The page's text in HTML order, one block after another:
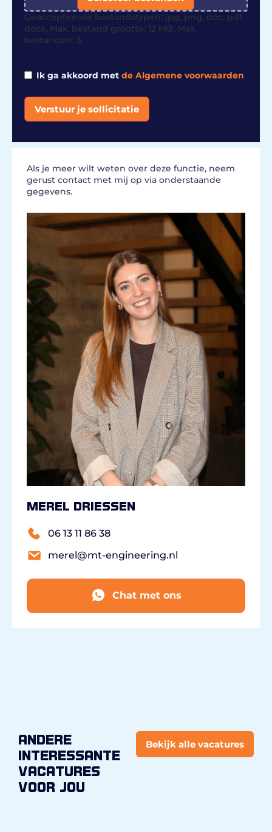
Geaccepteerde bestandstypen: jpg, png, doc, pdf,
docx, Max. bestand grootte: 12 MB, Max.
bestanden: 3.
Ik ga akkoord met de Algemene voorwaarden
Verstuur je sollicitatie
Als je meer wilt weten over deze functie, neem
gerust contact met mij op via onderstaande
gegevens.
Merel Driessen
06 13 11 86 38
merel@mt-engineering.nl
Chat met ons
andere
interessante
vacatures
voor jou
Bekijk alle vacatures